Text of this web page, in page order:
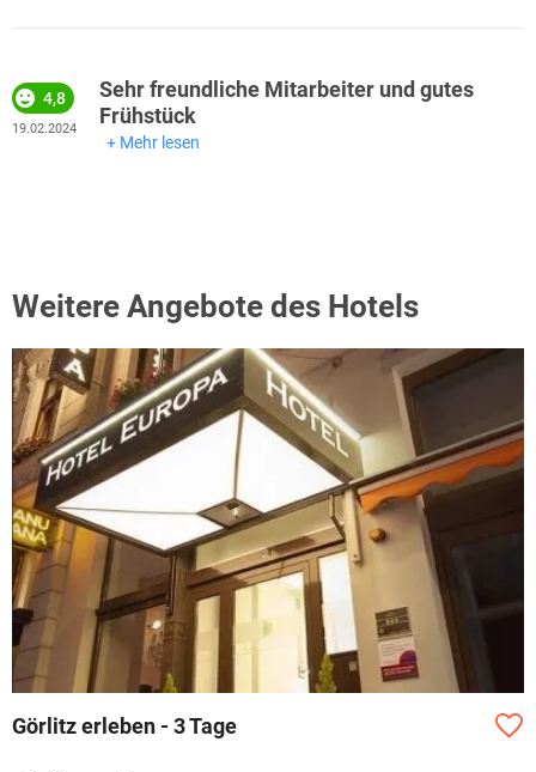
Sehr freundliche Mitarbeiter und gutes
Frühstück
4,8
19.02.2024
Mehr lesen
Weitere Angebote des Hotels
Görlitz erleben - 3 Tage